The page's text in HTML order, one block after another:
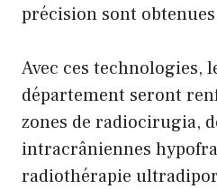
précision sont
Avec ces technologies,
département seront
zones de radiocirugia,
intracrâniennes
radiothérapie